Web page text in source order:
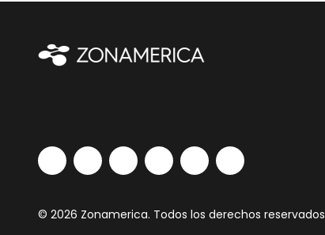
© 2026 Zonamerica. Todos los derechos reservados